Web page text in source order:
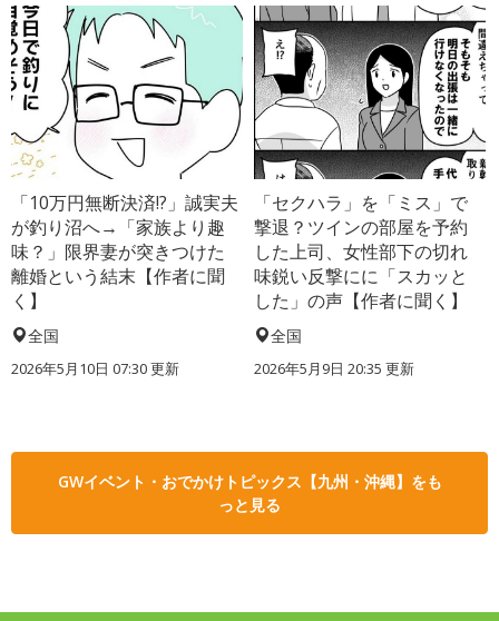
「10万円無断決済!?」誠実夫
が釣り沼へ→「家族より趣
味？」限界妻が突きつけた
離婚という結末【作者に聞
く】
全国
2026年5月10日 07:30 更新
「セクハラ」を「ミス」で
撃退？ツインの部屋を予約
した上司、女性部下の切れ
味鋭い反撃にに「スカッと
した」の声【作者に聞く】
全国
2026年5月9日 20:35 更新
GWイベント・おでかけトピックス【九州・沖縄】をも
っと見る